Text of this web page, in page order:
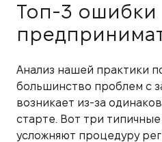
Топ-3 ошибки
Анализ нашей практики
большинство проблем с
возникает из-за
старте. Вот три
усложняют процедуру